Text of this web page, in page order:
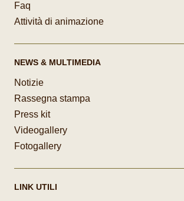
Faq
Attività di animazione
NEWS & MULTIMEDIA
Notizie
Rassegna stampa
Press kit
Videogallery
Fotogallery
LINK UTILI